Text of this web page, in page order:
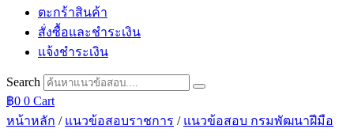
ตะกร้าสินค้า
สั่งซื้อและชำระเงิน
แจ้งชำระเงิน
Search
฿0 0 Cart
หน้าหลัก / แนวข้อสอบราชการ / แนวข้อสอบ กรมพัฒนาฝีมือ